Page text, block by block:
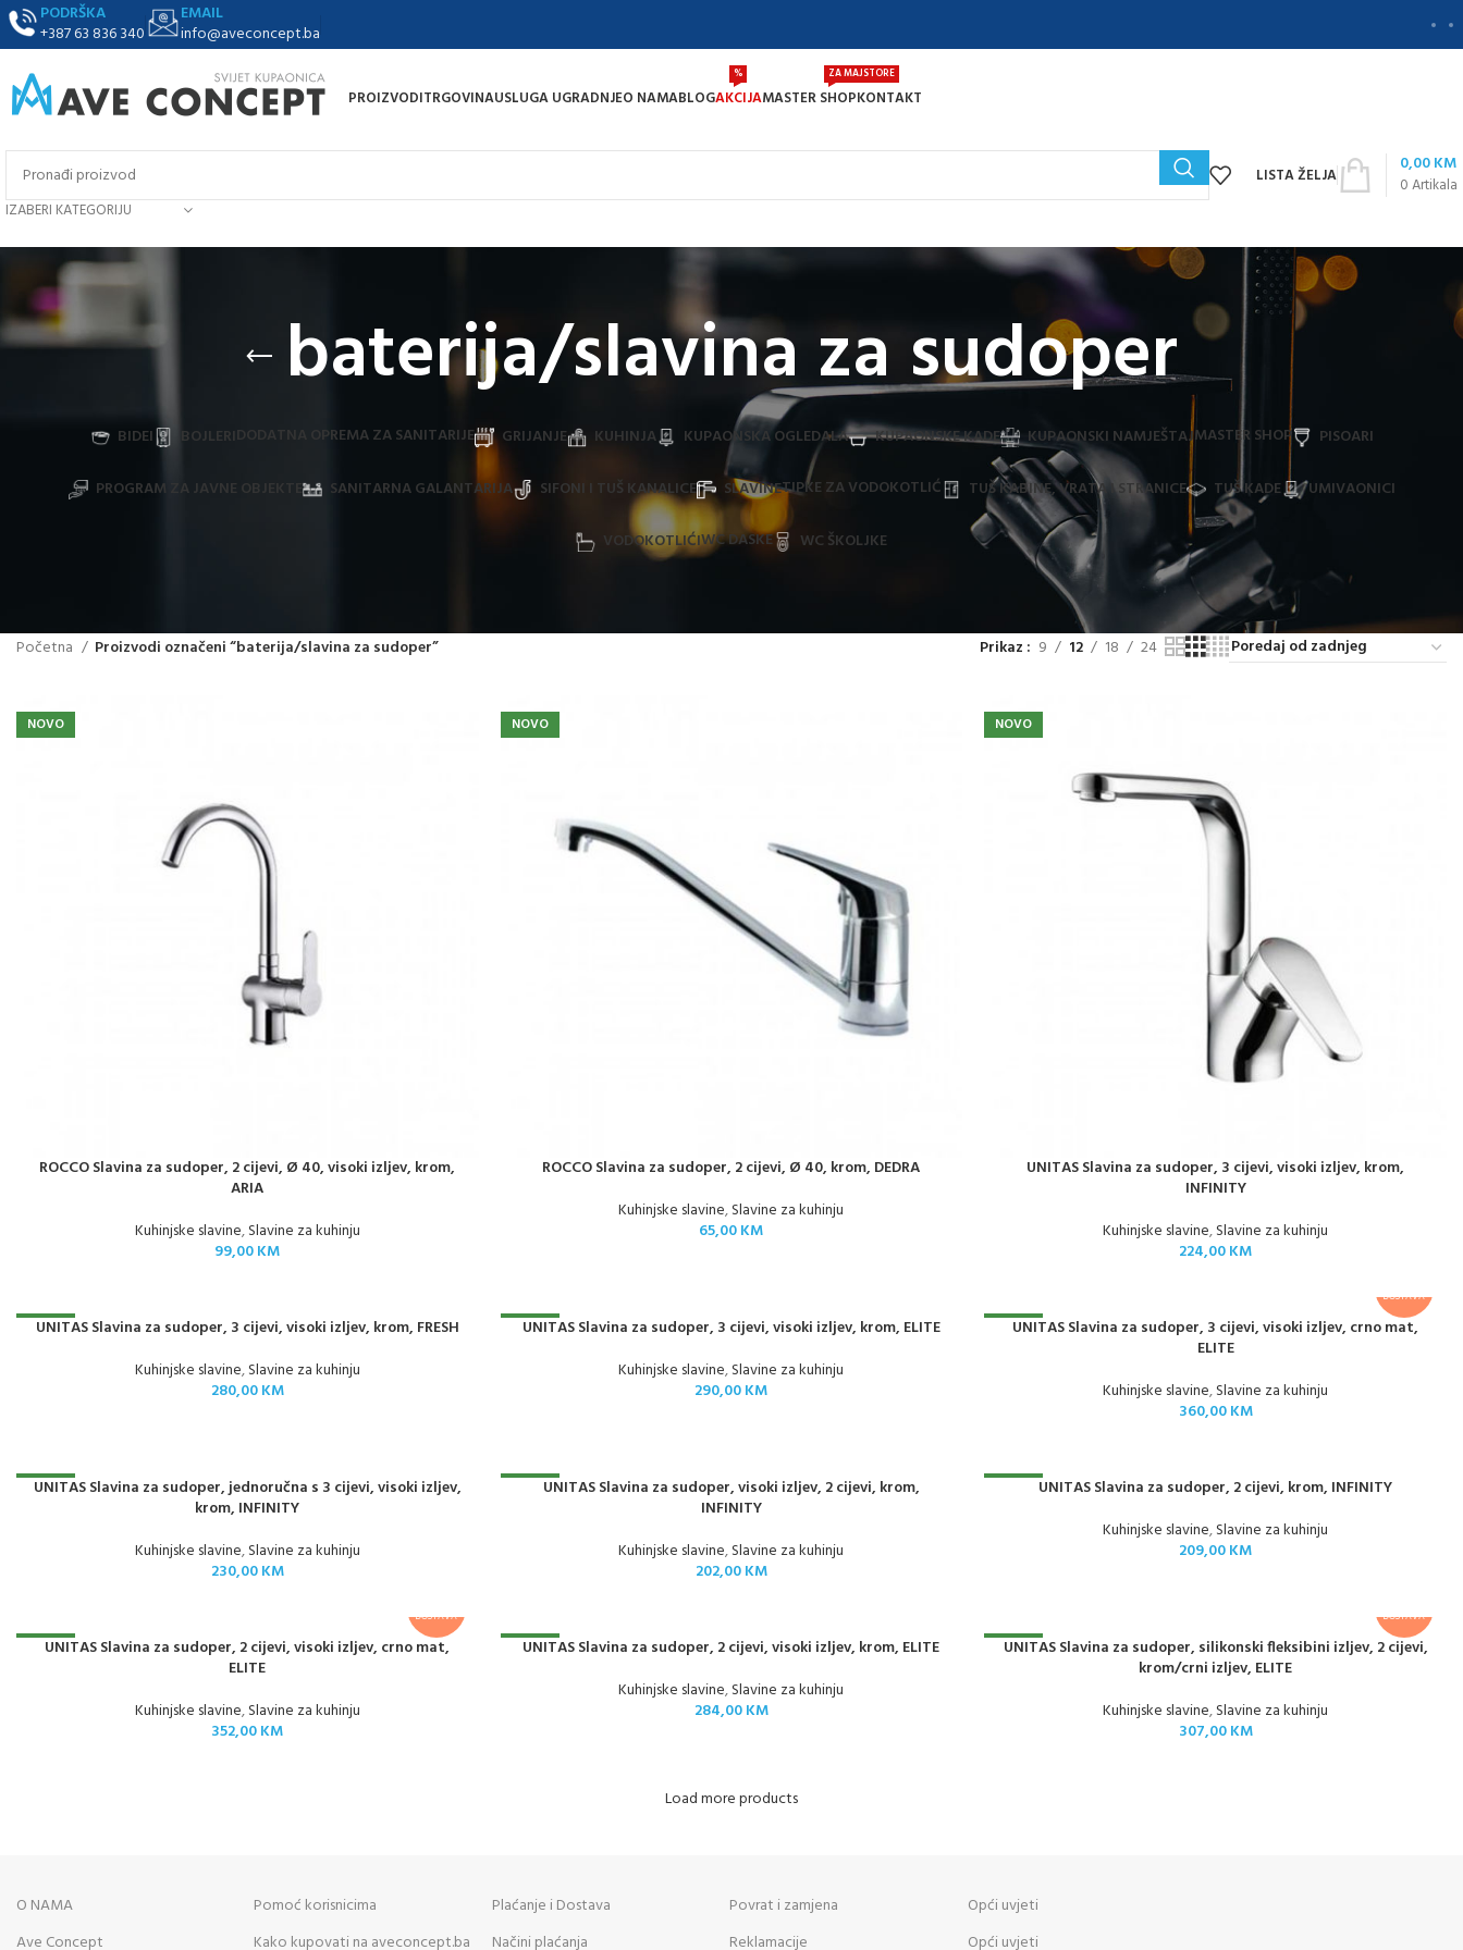
PODRŠKA
+387 63 836 340
EMAIL
info@aveconcept.ba
PROIZVODITRGOVINAUSLUGA UGRADNJEO NAMABLOGAKCIJA
%
MASTER SHOP
ZA MAJSTORE
KONTAKT
IZABERI KATEGORIJU
LISTA ŽELJA 0Artikala
0,00KM
baterija/slavina za sudoper
BIDEI BOJLERIDODATNA OPREMA ZA SANITARIJE GRIJANJE KUHINJA KUPAONSKA OGLEDALA KUPAONSKE KADE KUPAONSKI NAMJEŠTAJMASTER SHOP PISOARI
PROGRAM ZA JAVNE OBJEKTE SANITARNA GALANTARIJA SIFONI I TUŠ KANALICE SLAVINETIPKE ZA VODOKOTLIĆ TUŠ KABINE, VRATA I STRANICE TUŠ KADE UMIVAONICI
VODOKOTLIĆIWC DASKE WC ŠKOLJKE
Početna Proizvodi označeni “baterija/slavina za sudoper” Prikaz 9 12 18 24
NOVO
ROCCO Slavina za sudoper, 2 cijevi, Ø 40, visoki izljev, krom,
ARIA
Kuhinjske slavine,Slavine za kuhinju
99,00KM
NOVO
ROCCO Slavina za sudoper, 2 cijevi, Ø 40, krom, DEDRA
Kuhinjske slavine,Slavine za kuhinju
65,00KM
NOVO
UNITAS Slavina za sudoper, 3 cijevi, visoki izljev, krom,
INFINITY
Kuhinjske slavine,Slavine za kuhinju
224,00KM
NOVO
UNITAS Slavina za sudoper, 3 cijevi, visoki izljev, krom, FRESH
Kuhinjske slavine,Slavine za kuhinju
280,00KM
NOVO
UNITAS Slavina za sudoper, 3 cijevi, visoki izljev, krom, ELITE
Kuhinjske slavine,Slavine za kuhinju
290,00KM
NOVO
DOSTAVA
UNITAS Slavina za sudoper, 3 cijevi, visoki izljev, crno mat,
ELITE
Kuhinjske slavine,Slavine za kuhinju
360,00KM
NOVO
UNITAS Slavina za sudoper, jednoručna s 3 cijevi, visoki izljev,
krom, INFINITY
Kuhinjske slavine,Slavine za kuhinju
230,00KM
NOVOUNITAS Slavina za sudoper, visoki izljev, 2 cijevi, krom,
INFINITY
Kuhinjske slavine,Slavine za kuhinju
202,00KM
UNITAS Slavina za sudoper, 2 cijevi, krom, INFINITY
Kuhinjske slavine,Slavine za kuhinju
209,00KM
NOVO
DOSTAVA
UNITAS Slavina za sudoper, 2 cijevi, visoki izljev, crno mat,
ELITE
Kuhinjske slavine,Slavine za kuhinju
352,00KM
NOVO
UNITAS Slavina za sudoper, 2 cijevi, visoki izljev, krom, ELITE
Kuhinjske slavine,Slavine za kuhinju
284,00KM
NOVO
DOSTAVA
UNITAS Slavina za sudoper, silikonski fleksibini izljev, 2 cijevi,
krom/crni izljev, ELITE
Kuhinjske slavine,Slavine za kuhinju
307,00KM
Load more products
O NAMA
Ave Concept
Pomoć korisnicima
Kako kupovati na aveconcept.ba
Plaćanje i Dostava
Načini plaćanja
Povrat i zamjena
Reklamacije
Opći uvjeti
Opći uvjeti